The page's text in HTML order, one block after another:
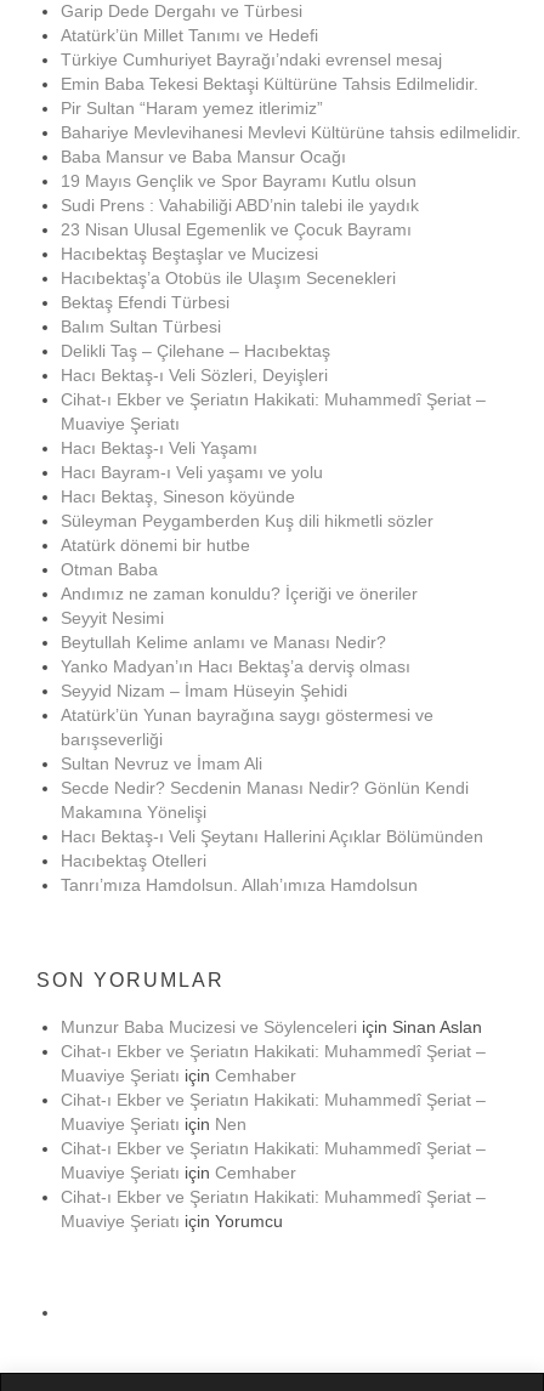
Garip Dede Dergahı ve Türbesi
Atatürk’ün Millet Tanımı ve Hedefi
Türkiye Cumhuriyet Bayrağı’ndaki evrensel mesaj
Emin Baba Tekesi Bektaşi Kültürüne Tahsis Edilmelidir.
Pir Sultan “Haram yemez itlerimiz”
Bahariye Mevlevihanesi Mevlevi Kültürüne tahsis edilmelidir.
Baba Mansur ve Baba Mansur Ocağı
19 Mayıs Gençlik ve Spor Bayramı Kutlu olsun
Sudi Prens : Vahabiliği ABD’nin talebi ile yaydık
23 Nisan Ulusal Egemenlik ve Çocuk Bayramı
Hacıbektaş Beştaşlar ve Mucizesi
Hacıbektaş’a Otobüs ile Ulaşım Secenekleri
Bektaş Efendi Türbesi
Balım Sultan Türbesi
Delikli Taş – Çilehane – Hacıbektaş
Hacı Bektaş-ı Veli Sözleri, Deyişleri
Cihat-ı Ekber ve Şeriatın Hakikati: Muhammedî Şeriat –
Muaviye Şeriatı
Hacı Bektaş-ı Veli Yaşamı
Hacı Bayram-ı Veli yaşamı ve yolu
Hacı Bektaş, Sineson köyünde
Süleyman Peygamberden Kuş dili hikmetli sözler
Atatürk dönemi bir hutbe
Otman Baba
Andımız ne zaman konuldu? İçeriği ve öneriler
Seyyit Nesimi
Beytullah Kelime anlamı ve Manası Nedir?
Yanko Madyan’ın Hacı Bektaş’a derviş olması
Seyyid Nizam – İmam Hüseyin Şehidi
Atatürk’ün Yunan bayrağına saygı göstermesi ve
barışseverliği
Sultan Nevruz ve İmam Ali
Secde Nedir? Secdenin Manası Nedir? Gönlün Kendi
Makamına Yönelişi
Hacı Bektaş-ı Veli Şeytanı Hallerini Açıklar Bölümünden
Hacıbektaş Otelleri
Tanrı’mıza Hamdolsun. Allah’ımıza Hamdolsun
SON YORUMLAR
Munzur Baba Mucizesi ve Söylenceleri için Sinan Aslan
Cihat-ı Ekber ve Şeriatın Hakikati: Muhammedî Şeriat –
Muaviye Şeriatı için Cemhaber
Cihat-ı Ekber ve Şeriatın Hakikati: Muhammedî Şeriat –
Muaviye Şeriatı için Nen
Cihat-ı Ekber ve Şeriatın Hakikati: Muhammedî Şeriat –
Muaviye Şeriatı için Cemhaber
Cihat-ı Ekber ve Şeriatın Hakikati: Muhammedî Şeriat –
Muaviye Şeriatı için Yorumcu